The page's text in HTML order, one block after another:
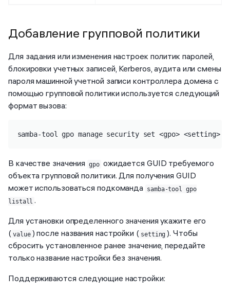
Добавление групповой политики
Для задания или изменения настроек политик паролей,
блокировки учетных записей, Kerberos, аудита или смены
пароля машинной учетной записи контроллера домена с
помощью групповой политики используется следующий
формат вызова:
samba-tool gpo manage security set <gpo> <setting>
В качестве значения gpo ожидается GUID требуемого
объекта групповой политики. Для получения GUID
может использоваться подкоманда samba-tool gpo
listall .
Для установки определенного значения укажите его
( value ) после названия настройки ( setting ). Чтобы
сбросить установленное ранее значение, передайте
только название настройки без значения.
Поддерживаются следующие настройки: